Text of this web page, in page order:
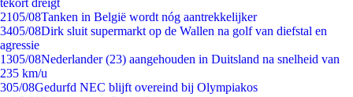
tekort dreigt
2105/08Tanken in België wordt nóg aantrekkelijker
3405/08Dirk sluit supermarkt op de Wallen na golf van diefstal en
agressie
1305/08Nederlander (23) aangehouden in Duitsland na snelheid van
235 km/u
305/08Gedurfd NEC blijft overeind bij Olympiakos